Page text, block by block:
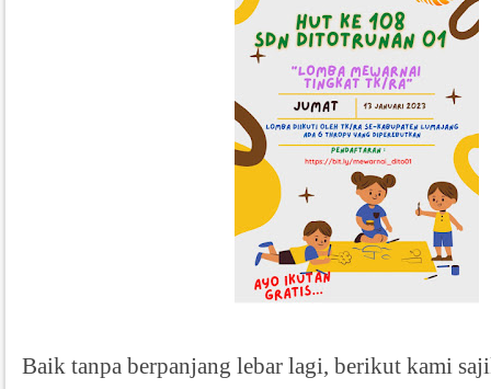
Baik tanpa berpanjang lebar lagi, berikut kami